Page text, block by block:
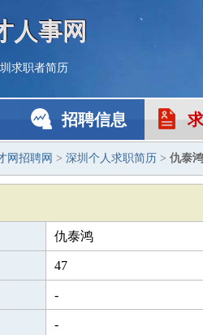
人事网
求职者简历
招聘信息
网招聘网 > 深圳个人求职简历 > 仇泰
仇泰鸿
47
-
-